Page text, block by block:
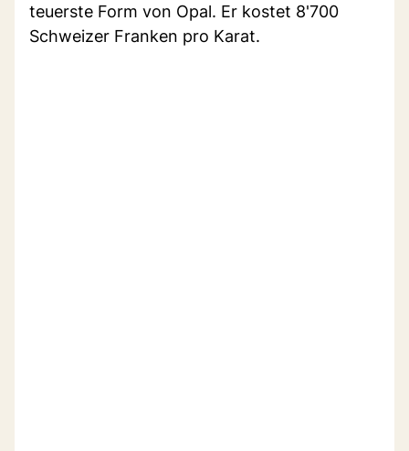
teuerste Form von Opal. Er kostet 8'700
Schweizer Franken pro Karat.